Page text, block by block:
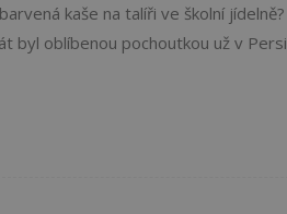
kaše na talíři ve školní
byl oblíbenou pochoutkou už v